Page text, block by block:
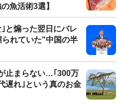
魚活術3選】
と煽った翌日にバレ
れていた"中国の半
止まらない…｢300万
遅れ｣という真のお金